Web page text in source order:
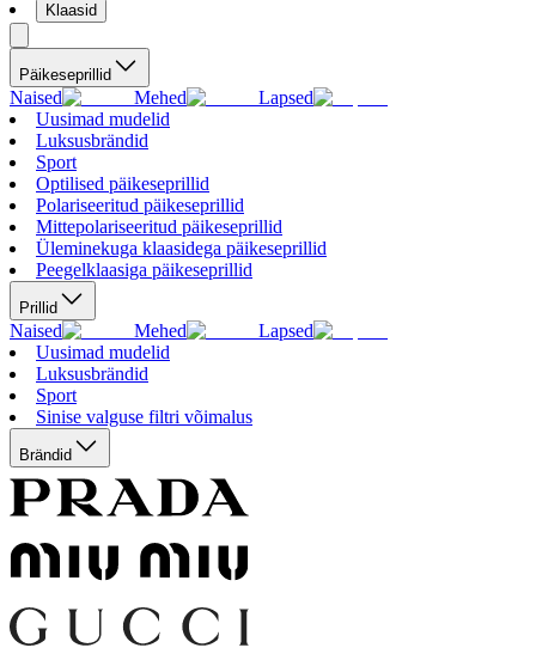
Klaasid
Päikeseprillid
Naised Mehed
Lapsed
Uusimad mudelid
Luksusbrändid
Sport
Optilised päikeseprillid
Polariseeritud päikeseprillid
Mittepolariseeritud päikeseprillid
Üleminekuga klaasidega päikeseprillid
Peegelklaasiga päikeseprillid
Prillid
Naised Mehed
Lapsed
Uusimad mudelid
Luksusbrändid
Sport
Sinise valguse filtri võimalus
Brändid